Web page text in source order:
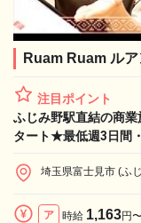
Ruam Ruam ル
注目ポイント
ふじみ野駅直結の商
タート★最低週3日間
埼玉県富士見市 (ふ
ア 時給 1,163円